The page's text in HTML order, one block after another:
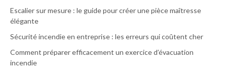
Escalier sur mesure : le guide pour créer une pièce maîtresse
élégante
Sécurité incendie en entreprise : les erreurs qui coûtent cher
Comment préparer efficacement un exercice d’évacuation
incendie